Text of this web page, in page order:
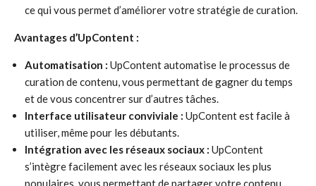
ce qui vous permet d’améliorer votre stratégie de curation.
Avantages d’UpContent :
Automatisation : UpContent automatise le processus de
curation de contenu, vous permettant de gagner du temps
et de vous concentrer sur d’autres tâches.
Interface utilisateur conviviale : UpContent est facile à
utiliser, même pour les débutants.
Intégration avec les réseaux sociaux : UpContent
s’intègre facilement avec les réseaux sociaux les plus
populaires, vous permettant de partager votre contenu